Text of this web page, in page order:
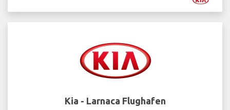
Kia - Larnaca Flughafen